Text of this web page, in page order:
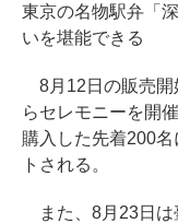
東京の名物駅弁「
いを堪能できる
8月12日の販売開
らセレモニーを開
購入した先着200
トされる。
また、8月23日は